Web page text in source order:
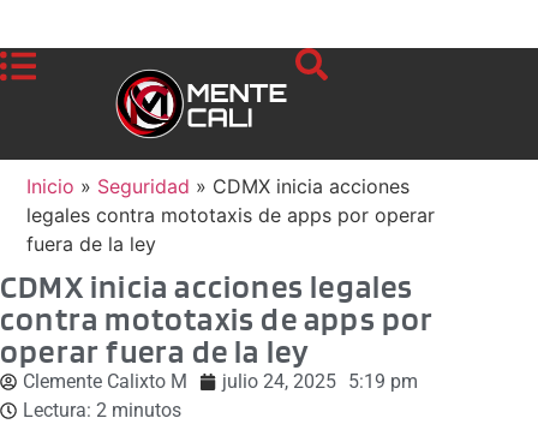
Inicio » Seguridad » CDMX inicia acciones
legales contra mototaxis de apps por operar
fuera de la ley
CDMX inicia acciones legales
contra mototaxis de apps por
operar fuera de la ley
Clemente Calixto M julio 24, 2025 5:19 pm
Lectura: 2 minutos